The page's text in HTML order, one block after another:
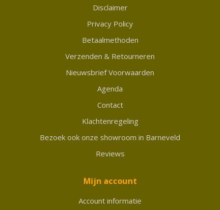
Disclaimer
Privacy Policy
Betaalmethoden
Verzenden & Retourneren
Nieuwsbrief Voorwaarden
Agenda
Contact
Klachtenregeling
Bezoek ook onze showroom in Barneveld
Reviews
Mijn account
Account informatie